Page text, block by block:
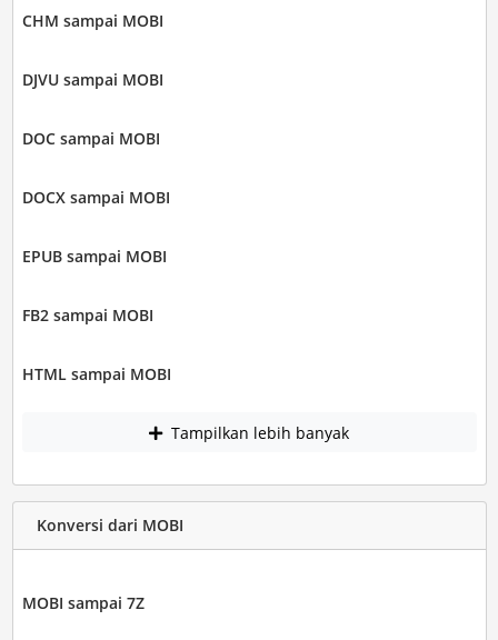
CHM sampai MOBI
DJVU sampai MOBI
DOC sampai MOBI
DOCX sampai MOBI
EPUB sampai MOBI
FB2 sampai MOBI
HTML sampai MOBI
Tampilkan lebih banyak
Konversi dari MOBI
MOBI sampai 7Z